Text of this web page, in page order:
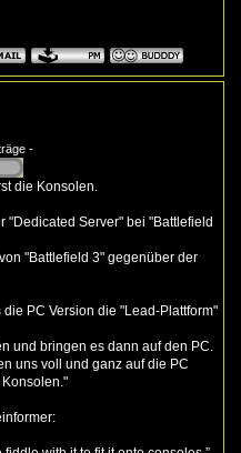
-
die Konsolen.
"Dedicated Server" bei "Battlefield
"Battlefield 3" gegenüber der
PC Version die "Lead-Plattform"
und bringen es dann auf den PC.
uns voll und ganz auf die PC